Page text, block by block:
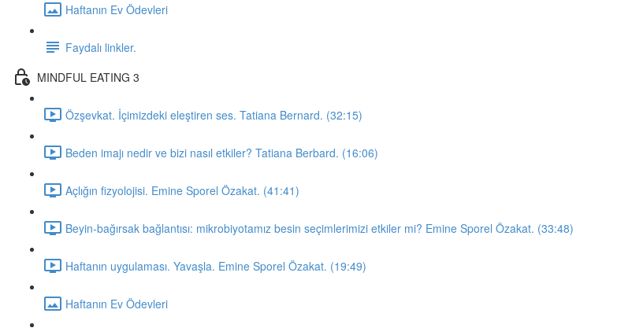
Haftanın Ev Ödevleri
Faydalı linkler.
MINDFUL EATING 3
Özşevkat. İçimizdeki eleştiren ses. Tatiana Bernard. (32:15)
Beden imajı nedir ve bizi nasıl etkiler? Tatiana Berbard. (16:06)
Açlığın fizyolojisi. Emine Sporel Özakat. (41:41)
Beyin-bağırsak bağlantısı: mikrobiyotamız besin seçimlerimizi etkiler mi? Emine Sporel Özakat. (33:48)
Haftanın uygulaması. Yavaşla. Emine Sporel Özakat. (19:49)
Haftanın Ev Ödevleri